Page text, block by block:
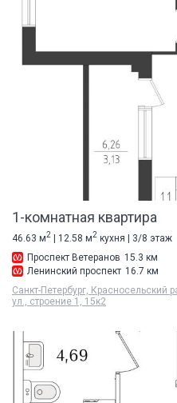
1-комнатная квартира
46.63 м2 | 12.58 м2 кухня | 3/8 этаж
Проспект Ветеранов 15.3 км
Ленинский проспект 16.7 км
Санкт-Петербург, Красносельский
ул., строение 1, 15к2